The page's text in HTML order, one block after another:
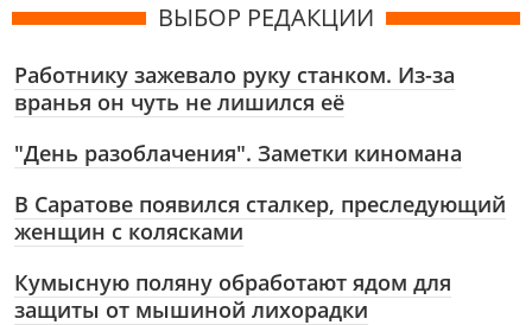
ВЫБОР РЕДАКЦИИ
Работнику зажевало руку станком. Из-за
вранья он чуть не лишился её
"День разоблачения". Заметки киномана
В Саратове появился сталкер, преследующий
женщин с колясками
Кумысную поляну обработают ядом для
защиты от мышиной лихорадки